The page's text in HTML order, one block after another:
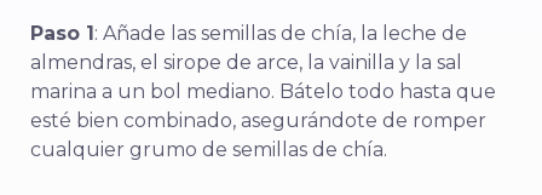
Paso 1: Añade las semillas de chía, la leche de
almendras, el sirope de arce, la vainilla y la sal
marina a un bol mediano. Bátelo todo hasta que
esté bien combinado, asegurándote de romper
cualquier grumo de semillas de chía.